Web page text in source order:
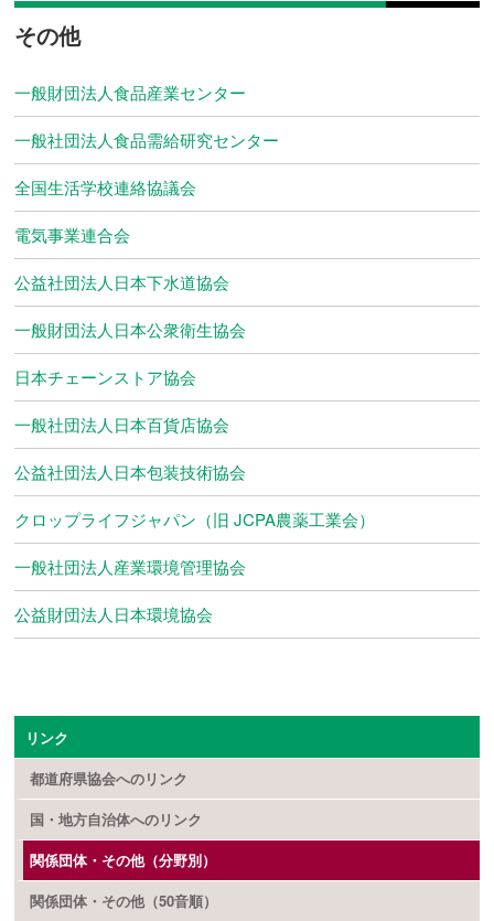
その他
一般財団法人食品産業センター
一般社団法人食品需給研究センター
全国生活学校連絡協議会
電気事業連合会
公益社団法人日本下水道協会
一般財団法人日本公衆衛生協会
日本チェーンストア協会
一般社団法人日本百貨店協会
公益社団法人日本包装技術協会
クロップライフジャパン（旧 JCPA農薬工業会）
一般社団法人産業環境管理協会
公益財団法人日本環境協会
リンク
都道府県協会へのリンク
国・地方自治体へのリンク
関係団体・その他（分野別）
関係団体・その他（50音順）